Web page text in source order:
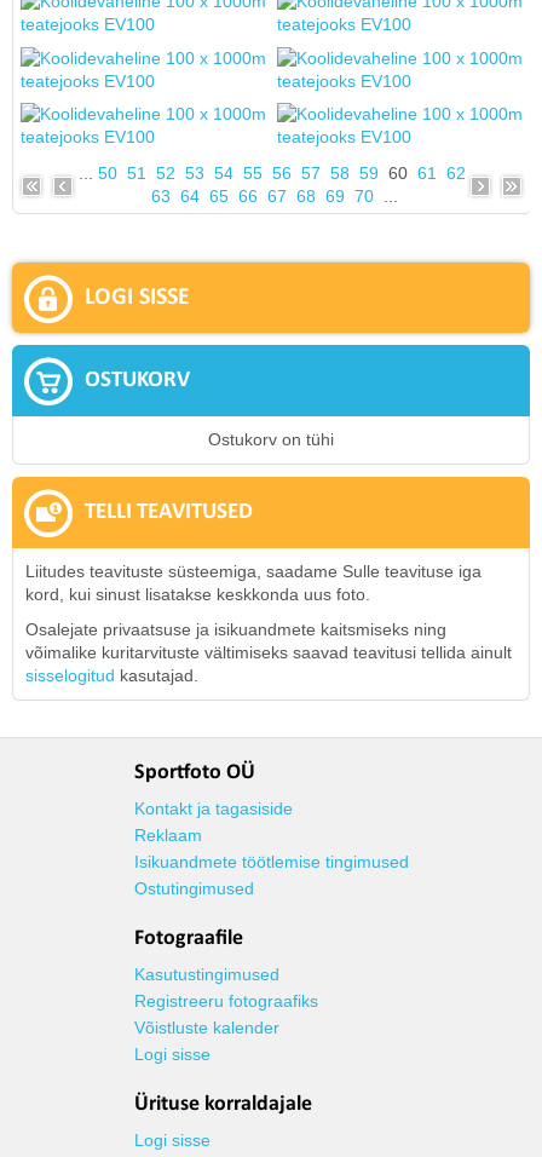
50 51 52 53 54 55 56 57 58 59 60 61
62
63 64 65 66 67 68 69 70...
LOGI SISSE
OSTUKORV
Ostukorv on tühi
TELLI TEAVITUSED
Liitudes teavituste süsteemiga, saadame Sulle teavituse iga
kord, kui sinust lisatakse keskkonda uus foto.
Osalejate privaatsuse ja isikuandmete kaitsmiseks ning
võimalike kuritarvituste vältimiseks saavad teavitusi tellida ainult
sisselogitud kasutajad.
Sportfoto OÜ
Kontakt ja tagasiside
Reklaam
Isikuandmete töötlemise tingimused
Ostutingimused
Fotograafile
Kasutustingimused
Registreeru fotograafiks
Võistluste kalender
Logi sisse
Ürituse korraldajale
Logi sisse